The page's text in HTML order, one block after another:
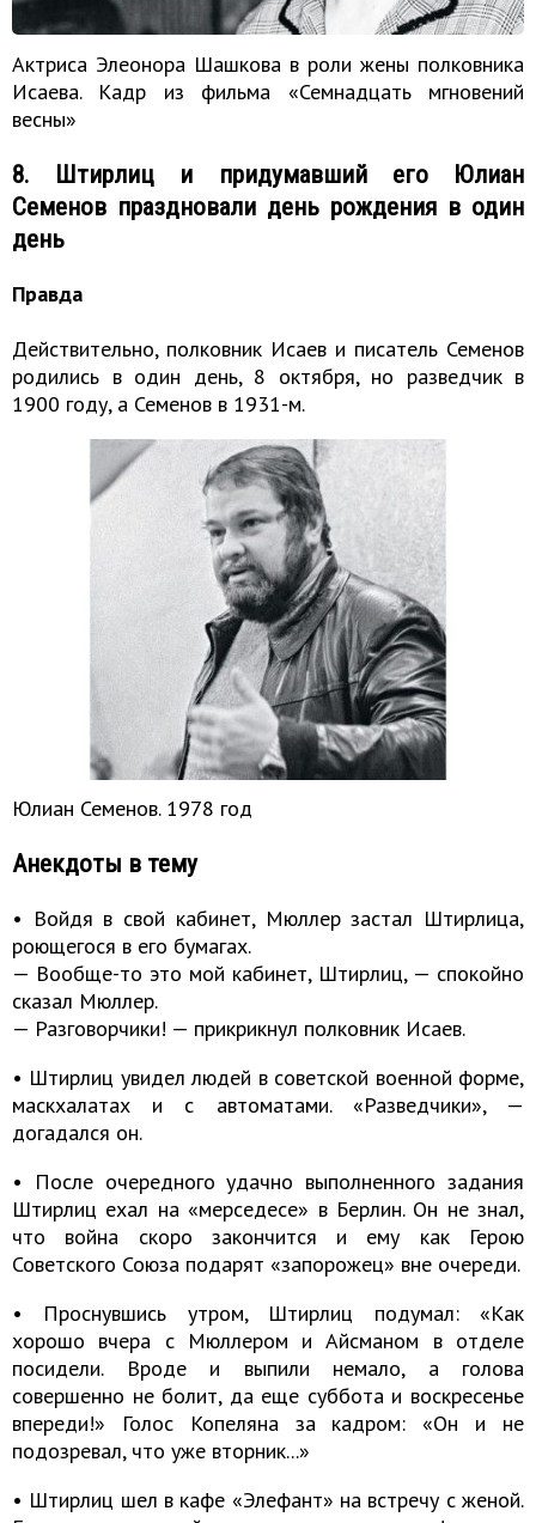
Актриса Элеонора Шашкова в роли жены полковника
Исаева. Кадр из фильма «Семнадцать мгновений
весны»
8. Штирлиц и придумавший его Юлиан
Семенов праздновали день рождения в один
день
Правда
Действительно, полковник Исаев и писатель Семенов
родились в один день, 8 октября, но разведчик в
1900 году, а Семенов в 1931-м.
Юлиан Семенов. 1978 год
Анекдоты в тему
• Войдя в свой кабинет, Мюллер застал Штирлица,
роющегося в его бумагах.
— Вообще-то это мой кабинет, Штирлиц, — спокойно
сказал Мюллер.
— Разговорчики! — прикрикнул полковник Исаев.
• Штирлиц увидел людей в советской военной форме,
маскхалатах и с автоматами. «Разведчики», —
догадался он.
• После очередного удачно выполненного задания
Штирлиц ехал на «мерседесе» в Берлин. Он не знал,
что война скоро закончится и ему как Герою
Советского Союза подарят «запорожец» вне очереди.
• Проснувшись утром, Штирлиц подумал: «Как
хорошо вчера с Мюллером и Айсманом в отделе
посидели. Вроде и выпили немало, а голова
совершенно не болит, да еще суббота и воскресенье
впереди!» Голос Копеляна за кадром: «Он и не
подозревал, что уже вторник...»
• Штирлиц шел в кафе «Элефант» на встречу с женой.